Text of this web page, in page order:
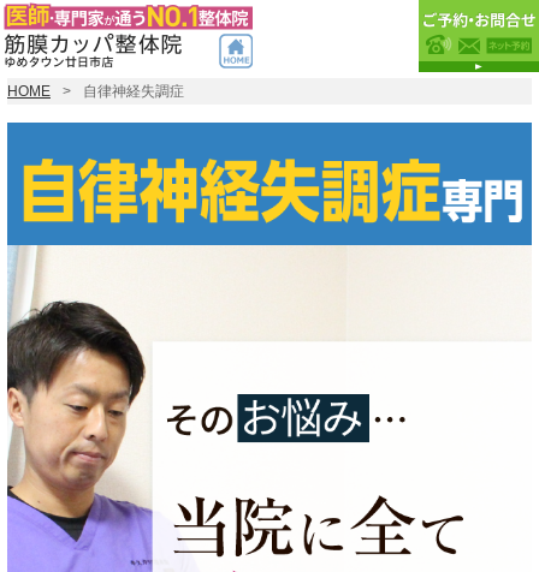
HOME 自律神経失調症